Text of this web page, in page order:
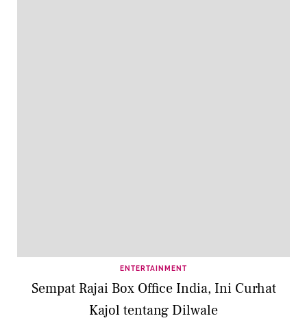
ENTERTAINMENT
Sempat Rajai Box Office India, Ini Curhat
Kajol tentang Dilwale